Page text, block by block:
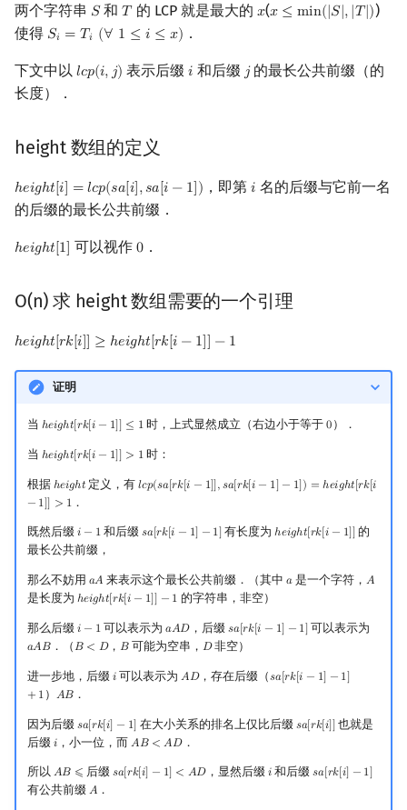
两个字符串 𝑆
S和𝑇
T 的 LCP 就是最大的 𝑥
x(𝑥 ≤ min(|𝑆|,|𝑇 |)
x≤min(|S |,| T )
)
使得 𝑆𝑖 = 𝑇 𝑖 (∀ 1 ≤ 𝑖 ≤ 𝑥)
Si =Ti (∀ 1≤ ≤ x) ．
下文中以 𝑙𝑐𝑝(𝑖,𝑗)
lcp(i, j) 表示后缀𝑖
i 和后缀 𝑗
j的最长公共前缀（的
长度）．
height 数组的定义
ℎ𝑒𝑖𝑔ℎ𝑡[𝑖] = 𝑙𝑐𝑝(𝑠𝑎[𝑖],𝑠𝑎[𝑖 − 1])
height [i =lcp(sa[i ], sa[i−1 ]) ，即第 𝑖
i 名的后缀与它前一名
的后缀的最长公共前缀．
ℎ𝑒𝑖𝑔ℎ𝑡[1]
height [1 可以视作 0
0．
O(n) 求 height 数组需要的一个引理
ℎ𝑒𝑖𝑔ℎ𝑡[𝑟𝑘[𝑖]] ≥ ℎ𝑒𝑖𝑔ℎ𝑡[𝑟𝑘[𝑖 − 1]] − 1
height [rk [i ≥h eight[r k[i−1 ]]− 1
证明
当 ℎ𝑒𝑖𝑔ℎ𝑡[𝑟𝑘[𝑖 − 1]] ≤ 1
height[rk[i −1 ]]≤ 1 时，上式显然成立（右边小于等于0
0 ）．
当 ℎ𝑒𝑖𝑔ℎ𝑡[𝑟𝑘[𝑖 − 1]] > 1
height [rk [i −1 ]] 1 时：
根据 ℎ𝑒𝑖𝑔ℎ𝑡
height定义，有𝑙𝑐𝑝(𝑠𝑎[𝑟𝑘[𝑖 − 1]],𝑠𝑎[𝑟𝑘[𝑖 − 1] − 1]) = ℎ𝑒𝑖𝑔ℎ𝑡[𝑟𝑘[𝑖
− 1]] > 1
lcp(sa [rk [i −1 ], a[rk[i− 1 ]−1 ]) hei ght[ rk[i−1]] >1
．
既然后缀 𝑖 − 1
i−1 和后缀𝑠𝑎[𝑟𝑘[𝑖 − 1] − 1]
sa[rk[i −1] −1 ] 有长度为ℎ𝑒𝑖𝑔ℎ𝑡[𝑟𝑘[𝑖 − 1]]
height[rk[i −1 ]]
的
最长公共前缀，
那么不妨用 𝑎𝐴
aA 来表示这个最长公共前缀．（其中 𝑎
a是一个字符， 𝐴
A
是长度为 ℎ𝑒𝑖𝑔ℎ𝑡[𝑟𝑘[𝑖 − 1]] − 1
height[rk[i −1 ]]−1 的字符串，非空）
那么后缀 𝑖 − 1
i−1 可以表示为𝑎𝐴𝐷
aAD ，后缀𝑠𝑎[𝑟𝑘[𝑖 − 1] − 1]
sa[rk[i −1] −1 ] 可以表示为
𝑎𝐴𝐵
aAB ．（𝐵 < 𝐷
B< D ，𝐵
B可能为空串， 𝐷
D非空）
进一步地，后缀 𝑖i可以表示为 𝐴𝐷
AD ，存在后缀（𝑠𝑎[𝑟𝑘[𝑖 − 1] − 1]
+ 1
sa [rk [i −1] −1 ]+1
） 𝐴𝐵
AB ．
因为后缀 𝑠𝑎[𝑟𝑘[𝑖] − 1]
sa[rk[i −1] 在大小关系的排名上仅比后缀 𝑠𝑎[𝑟𝑘[𝑖]]
sa[rk[i
也就是
后缀 𝑖i，小一位，而 𝐴𝐵 < 𝐴𝐷
AB< AD ．
所以 𝐴𝐵 ⩽
AB⩽ 后缀 𝑠𝑎[𝑟𝑘[𝑖] − 1] < 𝐴𝐷
sa[rk[i] −1] <A D ，显然后缀 𝑖i 和后缀𝑠𝑎[𝑟𝑘[𝑖] − 1]
sa[rk[i] −1]
有公共前缀 𝐴
A ．